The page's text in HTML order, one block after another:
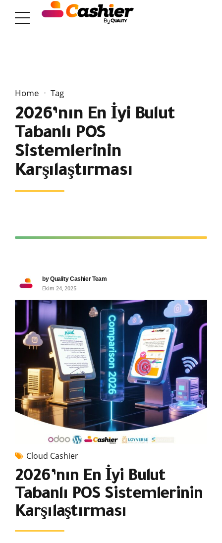
Home Tag
2026’nın En İyi Bulut
Tabanlı POS
Sistemlerinin
Karşılaştırması
by Quality Cashier Team
Ekim 24, 2025
Cloud Cashier
2026’nın En İyi Bulut
Tabanlı POS Sistemlerinin
Karşılaştırması